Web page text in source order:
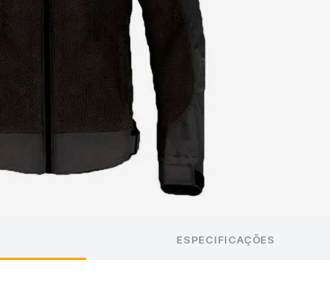
ESPECIFICAÇÕES